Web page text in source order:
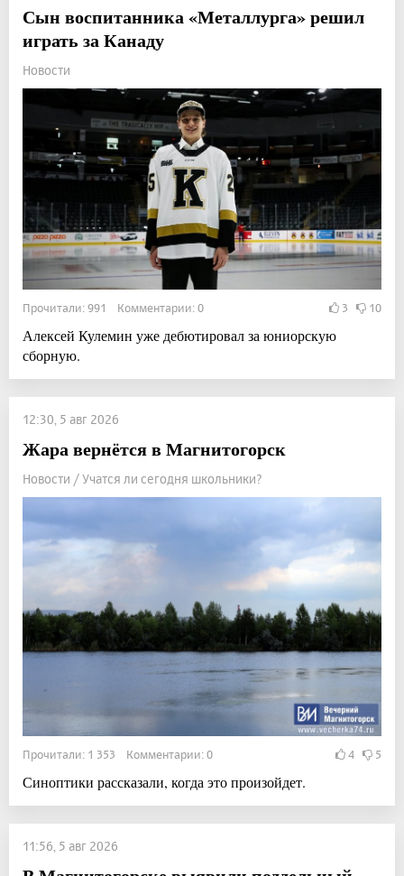
Сын воспитанника «Металлурга» решил
играть за Канаду
Новости
Прочитали: 991 Комментарии: 0 3 10
Алексей Кулемин уже дебютировал за юниорскую
сборную.
12:30, 5 авг 2026
Жара вернётся в Магнитогорск
Новости / Учатся ли сегодня школьники?
Прочитали: 1 353 Комментарии: 0 4 5
Синоптики рассказали, когда это произойдет.
11:56, 5 авг 2026